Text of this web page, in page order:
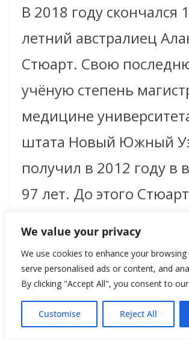
We value your privacy
We use cookies to enhance your browsing
serve personalised ads or content, and
By clicking "Accept All", you consent to
Customise Reject All
В 2018 году скончался
летний австралиец
Стюарт. Свою
учёную степень
медицине
штата Новый Южный
получил в 2012 году в
97 лет. До этого
пожилого студента и
выпускника вуза,
книгу рекордов